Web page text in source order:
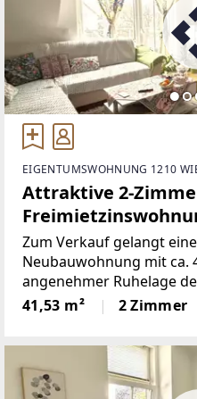
EIGENTUMSWOHNUNG 1210
Attraktive 2-
Zum Verkauf gelangt
Neubauwohnung mit ca.
angenehmer Ruhelage
Gemeindebezirks. Die
punktet mit einer
41,53 m² 2 Zimmer